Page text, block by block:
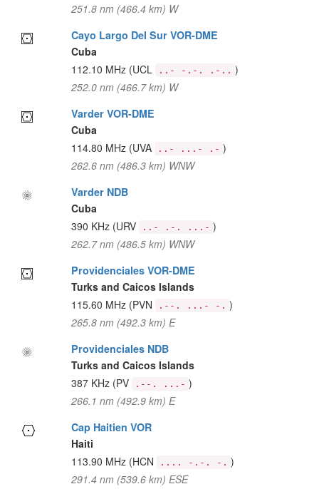
251.8 nm (466.4 km) W
Cayo Largo Del Sur VOR-DME
Cuba
112.10 MHz (UCL ..- -.-. .-.. )
252.0 nm (466.7 km) W
Varder VOR-DME
Cuba
114.80 MHz (UVA ..- ...- .- )
262.6 nm (486.3 km) WNW
Varder NDB
Cuba
390 KHz (URV ..- .-. ...- )
262.7 nm (486.5 km) WNW
Providenciales VOR-DME
Turks and Caicos Islands
115.60 MHz (PVN .--. ...- -. )
265.8 nm (492.3 km) E
Providenciales NDB
Turks and Caicos Islands
387 KHz (PV .--. ...- )
266.1 nm (492.9 km) E
Cap Haitien VOR
Haiti
113.90 MHz (HCN .... -.-. -. )
291.4 nm (539.6 km) ESE